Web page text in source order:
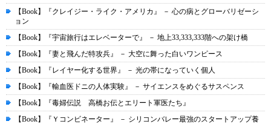
【Book】『クレイジー・ライク・アメリカ』 － 心の病とグローバリゼーシ
ョン
【Book】『宇宙旅行はエレベーターで』 － 地上33,333,333階への架け橋
【Book】『妻と飛んだ特攻兵』 － 大空に舞った白いワンピース
【Book】『レイヤー化する世界』 － 光の帯になっていく個人
【Book】『輸血医ドニの人体実験』 － サイエンスをめぐるサスペンス
【Book】『毒婦伝説 高橋お伝とエリート軍医たち』
【Book】『Ｙコンビネーター』 － シリコンバレー最強のスタートアップ養